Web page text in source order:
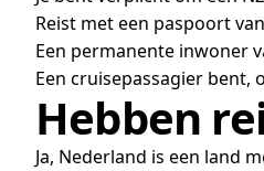
Reist met een paspoort
Een permanente inwoner
Een cruisepassagier bent,
Hebben
Ja, Nederland is een land